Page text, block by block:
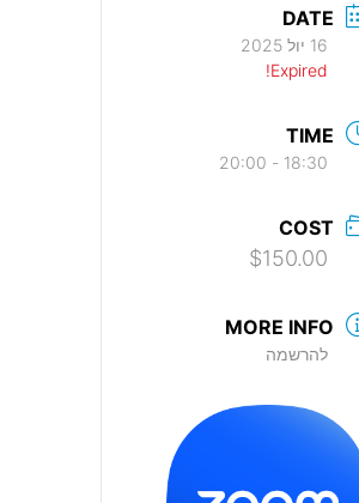
DATE
16 יול 2025
Expired!
TIME
18:30 - 20:00
COST
$150.00
MORE INFO
להרשמה